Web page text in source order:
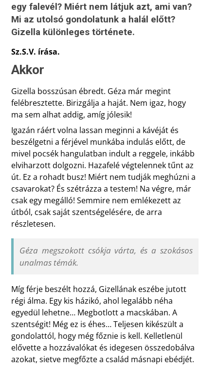
egy falevél? Miért nem látjuk azt, ami van?
Mi az utolsó gondolatunk a halál előtt?
Gizella különleges története.
Sz.S.V. írása.
Akkor
Gizella bosszúsan ébredt. Géza már megint
felébresztette. Birizgálja a haját. Nem igaz, hogy
ma sem alhat addig, amíg jólesik!
Igazán ráért volna lassan meginni a kávéját és
beszélgetni a férjével munkába indulás előtt, de
mivel pocsék hangulatban indult a reggele, inkább
elviharzott dolgozni. Hazafelé végtelennek tűnt az
út. Ez a rohadt busz! Miért nem tudják meghúzni a
csavarokat? És szétrázza a testem! Na végre, már
csak egy megálló! Semmire nem emlékezett az
útból, csak saját szentségelésére, de arra
részletesen.
Géza megszokott csókja várta, és a szokásos
unalmas témák.
Míg férje beszélt hozzá, Gizellának eszébe jutott
régi álma. Egy kis házikó, ahol legalább néha
egyedül lehetne… Megbotlott a macskában. A
szentségit! Még ez is éhes… Teljesen kikészült a
gondolattól, hogy még főznie is kell. Kelletlenül
elővette a hozzávalókat és idegesen összedobálva
azokat, sietve megfőzte a család másnapi ebédjét.